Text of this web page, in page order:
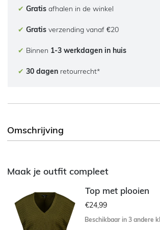
✔ Gratis afhalen in de winkel
✔ Gratis verzending vanaf €20
✔ Binnen 1-3 werkdagen in huis
✔ 30 dagen retourrecht*
Omschrijving
Maak je outfit compleet
Top met plooien
€24,99
Beschikbaar in 3 andere